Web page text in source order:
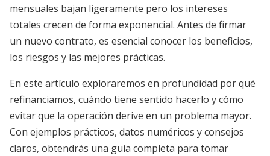
mensuales bajan ligeramente pero los intereses
totales crecen de forma exponencial. Antes de firmar
un nuevo contrato, es esencial conocer los beneficios,
los riesgos y las mejores prácticas.
En este artículo exploraremos en profundidad por qué
refinanciamos, cuándo tiene sentido hacerlo y cómo
evitar que la operación derive en un problema mayor.
Con ejemplos prácticos, datos numéricos y consejos
claros, obtendrás una guía completa para tomar